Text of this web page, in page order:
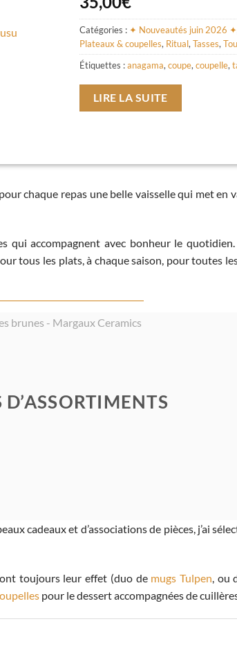
Catégories : ✦ Nouveautés juin 2026 ✦
Plateaux & coupelles, Ritual,Tasses,
Étiquettes :anagama,coupe,coupelle,
LIRE LA SUITE
chaque repas une belle vaisselle qui met en
qui accompagnent avec bonheur le
tous les plats, à chaque saison, pour toutes
D’ASSORTIMENTS
cadeaux et d’associations de pièces, j’ai
toujours leur effet (duo de mugs Tulpen, ou
pour le dessert accompagnées de